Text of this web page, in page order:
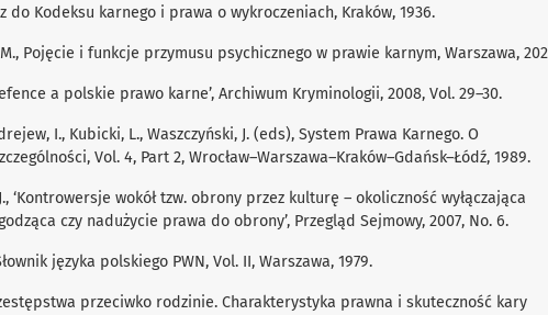
do Kodeksu karnego i prawa o wykroczeniach, Kraków, 1936.
Pojęcie i funkcje przymusu psychicznego w prawie karnym, Warszawa,
a polskie prawo karne’, Archiwum Kryminologii, 2008, Vol. 29–30.
I., Kubicki, L., Waszczyński, J. (eds), System Prawa Karnego. O
Vol. 4, Part 2, Wrocław–Warszawa–Kraków–Gdańsk–Łódź, 1989.
‘Kontrowersje wokół tzw. obrony przez kulturę – okoliczność wyłączająca
czy nadużycie prawa do obrony’, Przegląd Sejmowy, 2007, No. 6.
języka polskiego PWN, Vol. II, Warszawa, 1979.
przeciwko rodzinie. Charakterystyka prawna i skuteczność kary